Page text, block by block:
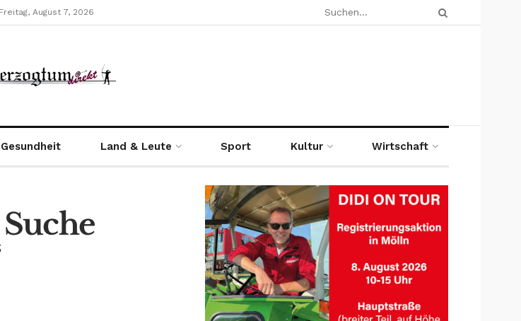
Freitag, August 7, 2026
Gesundheit Land & Leute Sport Kultur Wirtschaft